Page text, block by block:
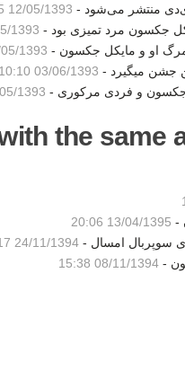
منتشر می‌شود - 12/05/1393 19:35
جکسون مرد تمیزی بود - 14:43
مرگ او و مایکل جکسون - 1393 22:00
جشن میگیرد - 03/06/1393 10:10
جکسون و فردی مرکوری - 1393 20:10
the same
-
13/04/1395 20:06
سوپربال امسال -24/11/1394 20:17
-
08/11/1394 15:38